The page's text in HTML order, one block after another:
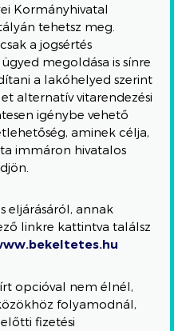
Kormányhivatal
tehetsz meg.
a jogsértés
megoldása is sínre
a lakóhelyed szerint
alternatív vitarendezési
igénybe vehető
aminek célja,
immáron hivatalos
eljárásáról, annak
linkre kattintva találsz
opcióval nem élnél,
folyamodnál,
fizetési